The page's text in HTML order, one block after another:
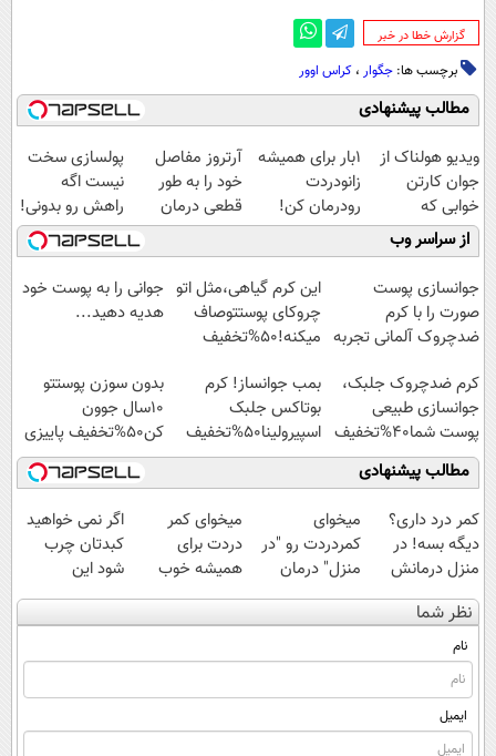
‌گزارش خطا در خبر
برچسب ها: جگوار ، کراس اوور
مطالب پیشنهادی
ویدیو هولناک از
جوان کارتن
خوابی که
میلیاردر شد.
آموزش رایگان
1بار برای همیشه
زانودردت
رودرمان کن!
(تکنولوژی آلمان)
◂پرسشنامه▸
آرتروز مفاصل
خود را به طور
قطعی درمان
کنید!
◗پرسش‌نامه◖
پولسازی سخت
نیست اگه
راهش رو بدونی!
" دوره رایگان "
از سراسر وب
جوانسازی پوست
صورت را با کرم
ضدچروک آلمانی تجربه
این کرم گیاهی،مثل اتو
چروکای پوستتوصاف
میکنه!50%تخفیف
جوانی را به پوست خود
هدیه دهید...
کرم ضدچروک جلبک،
جوانسازی طبیعی
پوست شما40%تخفیف
بمب جوانساز! کرم
بوتاکس جلبک
اسپیرولینا50%تخفیف
بدون سوزن پوستتو
10سال جوون
کن50%تخفیف پاییزی
مطالب پیشنهادی
کمر درد داری؟
دیگه بسه! در
منزل درمانش
کن
(◀پرسش‌نامه)
میخوای
کمردردت رو "در
منزل" درمان
کنی؟ (◂فیلم +
◂پرسش‌نامه)
میخوای کمر
دردت برای
همیشه خوب
شه؟ ◀
پرسش‌نامه رو پر
اگر نمی خواهید
کبدتان چرب
شود این
نوشیدنی خوش
طعم را بنوشید
نظر شما
نام
ایمیل